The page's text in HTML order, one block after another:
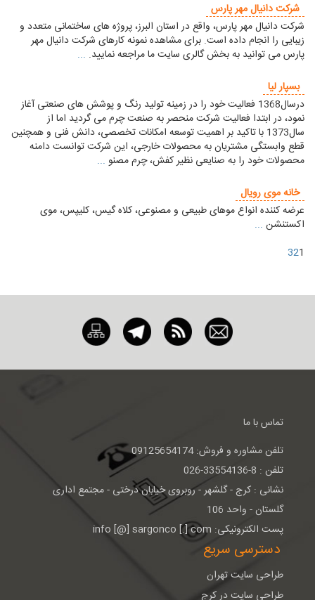
شركت دانيال مهر پارس
شركت دانيال مهر پارس، واقع در استان البرز، پروژه های ساختمانی متعدد و
زیبایی را انجام داده است. برای مشاهده نمونه کارهای شركت دانيال مهر
پارس می توانید به بخش گالری سایت ما مراجعه نمایید. ...
بسپار ليا
درسال1368 فعالیت خود را در زمینه تولید رنگ و پوشش های صنعتی آغاز
نمود، در ابتدا فعالیت شرکت منحصر به صنعت چرم می گردید اما از
سال1373 با تاکید بر اهمیت توسعه امکانات تخصصی، دانش فنی و همچنین
قطع وابستگی مشتریان به محصولات خارجی، این شرکت توانست دامنه
محصولات خود را به صنایعی نظیر کفش، چرم مصنو ...
خانه موی رویال
عرضه کننده انواع موهای طبیعی و مصنوعی، کلاه گیس، کلیپس، موی
اکستنشن ...
1
2
3
تماس با ما
تلفن مشاوره و فروش: 09125654174
تلفن : 8-33554136-026
نشانی : كرج - گلشهر - روبروی خيابان درختی - مجتمع اداری
گلستان - واحد 106
پست الکترونیکی: info [@] sargonco [.] com
دسترسی سریع
طراحی سایت تهران
طراحی سایت در کرج